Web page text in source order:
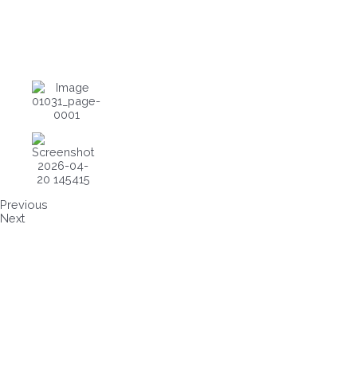
Previous
Next